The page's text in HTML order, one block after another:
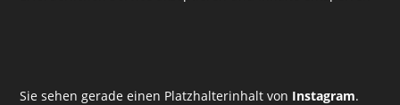
Sie sehen gerade einen Platzhalterinhalt von Instagram.